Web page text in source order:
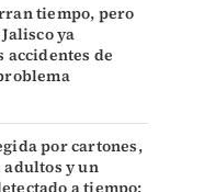
tiempo, pero
ya
accidentes de
por cartones,
y un
a tiempo: